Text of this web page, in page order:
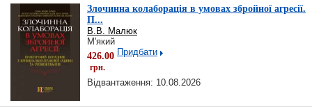
Злочинна колаборація в умовах збройної агресії.
П...
В.В. Малюк
М'який
426.00
грн.
Придбати
Відвантаження: 10.08.2026